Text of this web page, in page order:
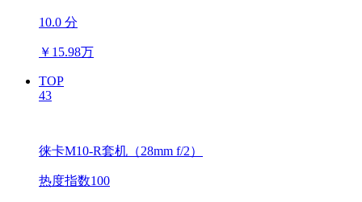
10.0 分
￥ 15.98万
TOP
43
徕卡M10-R套机（28mm f/2）
热度指数100